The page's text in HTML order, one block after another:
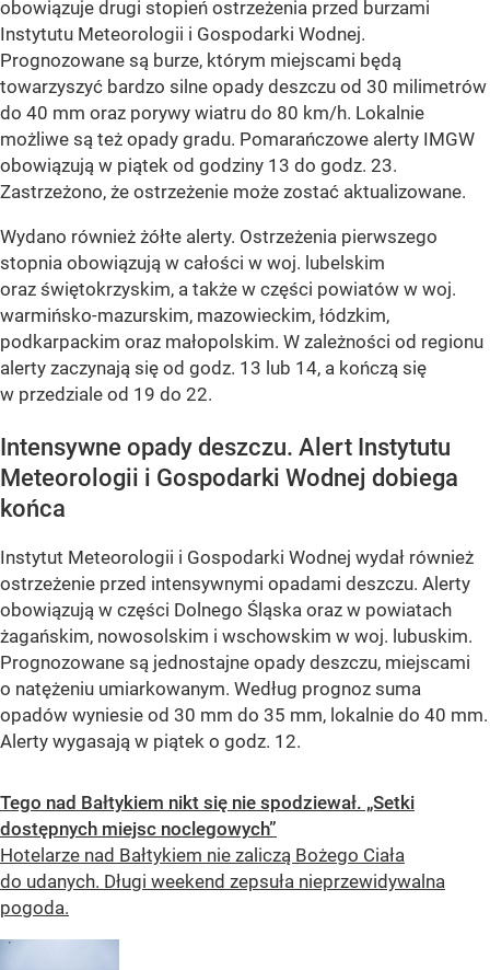
obowiązuje drugi stopień ostrzeżenia przed burzami
Instytutu Meteorologii i Gospodarki Wodnej.
Prognozowane są burze, którym miejscami będą
towarzyszyć bardzo silne opady deszczu od 30 milimetrów
do 40 mm oraz porywy wiatru do 80 km/h. Lokalnie
możliwe są też opady gradu. Pomarańczowe alerty IMGW
obowiązują w piątek od godziny 13 do godz. 23.
Zastrzeżono, że ostrzeżenie może zostać aktualizowane.
Wydano również żółte alerty. Ostrzeżenia pierwszego
stopnia obowiązują w całości w woj. lubelskim
oraz świętokrzyskim, a także w części powiatów w woj.
warmińsko-mazurskim, mazowieckim, łódzkim,
podkarpackim oraz małopolskim. W zależności od regionu
alerty zaczynają się od godz. 13 lub 14, a kończą się
w przedziale od 19 do 22.
Intensywne opady deszczu. Alert Instytutu
Meteorologii i Gospodarki Wodnej dobiega
końca
Instytut Meteorologii i Gospodarki Wodnej wydał również
ostrzeżenie przed intensywnymi opadami deszczu. Alerty
obowiązują w części Dolnego Śląska oraz w powiatach
żagańskim, nowosolskim i wschowskim w woj. lubuskim.
Prognozowane są jednostajne opady deszczu, miejscami
o natężeniu umiarkowanym. Według prognoz suma
opadów wyniesie od 30 mm do 35 mm, lokalnie do 40 mm.
Alerty wygasają w piątek o godz. 12.
Tego nad Bałtykiem nikt się nie spodziewał. „Setki
dostępnych miejsc noclegowych”
Hotelarze nad Bałtykiem nie zaliczą Bożego Ciała
do udanych. Długi weekend zepsuła nieprzewidywalna
pogoda.